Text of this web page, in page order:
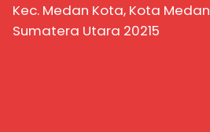
Kec. Medan Kota, Kota Medan
Sumatera Utara 20215